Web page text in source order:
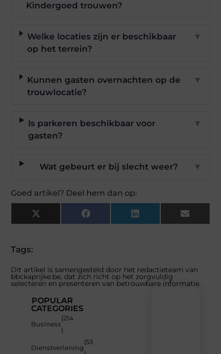
Kindergoed trouwen?
Welke locaties zijn er beschikbaar
op het terrein?
▼
Kunnen gasten overnachten op de
trouwlocatie?
▼
Is parkeren beschikbaar voor
gasten?
▼
Wat gebeurt er bij slecht weer? ▼
Goed artikel? Deel hem dan op:
X
(Twitter)
Facebook LinkedIn Email
Tags:
Dit artikel is samengesteld door het redactieteam van
bbckaprijke.be, dat zich richt op het zorgvuldig
selecteren en presenteren van betrouwbare informatie.
POPULAR
CATEGORIES
Business
(214
)
Dienstverlening
(53